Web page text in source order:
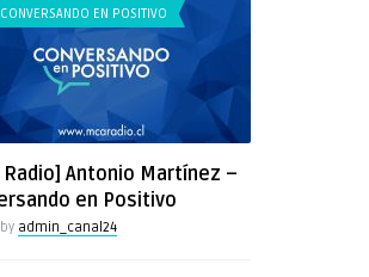
CONVERSANDO EN POSITIVO
Radio] Antonio Martínez –
en Positivo
admin_canal24